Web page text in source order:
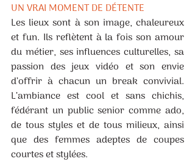
UN VRAI MOMENT DE DÉTENTE
Les lieux sont à son image, chaleureux
et fun. Ils reflètent à la fois son amour
du métier, ses influences culturelles, sa
passion des jeux vidéo et son envie
d’offrir à chacun un break convivial.
L’ambiance est cool et sans chichis,
fédérant un public senior comme ado,
de tous styles et de tous milieux, ainsi
que des femmes adeptes de coupes
courtes et stylées.